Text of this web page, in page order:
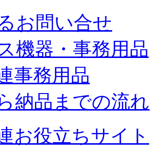
お問い合せ
機器・事務用品
事務用品
納品までの流れ
お役立ちサイト